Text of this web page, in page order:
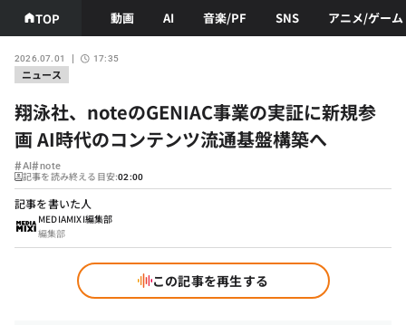
TOP 動画 AI 音楽/PF SNS アニメ/ゲーム
ニュース
2026.07.01 17:35
翔泳社、noteのGENIAC事業の実証に新規参
画 AI時代のコンテンツ流通基盤構築へ
#AI#note
記事を読み終える目安:02:00
記事を書いた人
MEDIAMIXI編集部
編集部
この記事を再生する